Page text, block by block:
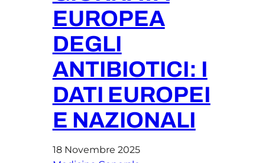
EUROPEA
DEGLI
ANTIBIOTICI: I
DATI EUROPEI
E NAZIONALI
18 Novembre 2025